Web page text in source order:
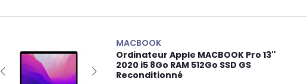
MACBOOK
Ordinateur Apple MACBOOK Pro 13''
2020 i5 8Go RAM 512Go SSD GS
Reconditionné